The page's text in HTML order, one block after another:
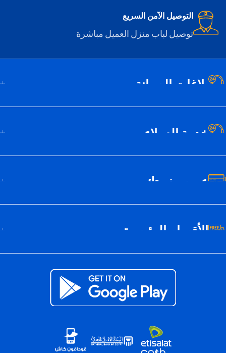
التوصيل الآمن السريع
توصيل لباب منزل العميل مباشرة
بلاغات الصيانة
خدمة العملاء
عن سيف تك
الأقسام الرئيسية